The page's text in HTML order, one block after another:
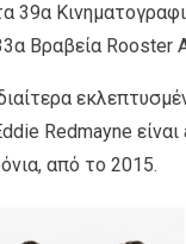
39α
Βραβεία Rooster
Redmayne
από το 2015.